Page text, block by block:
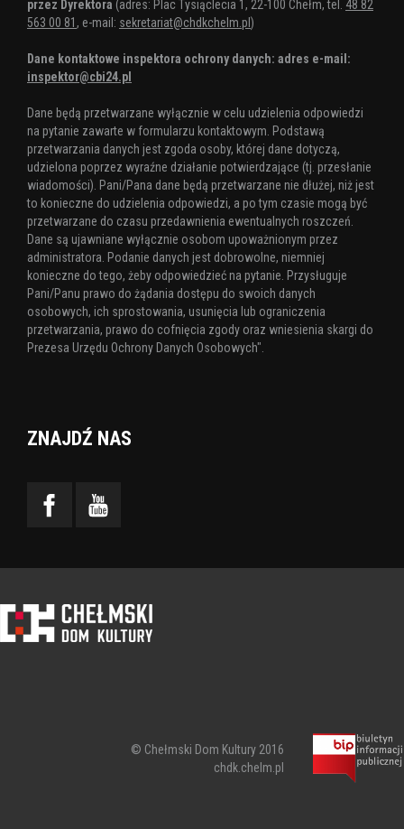
przez Dyrektora (adres: Plac Tysiąclecia 1, 22-100 Chełm, tel. 48 82
563 00 81 , e-mail: sekretariat@chdkchelm.pl )
Dane kontaktowe inspektora ochrony danych: adres e-mail:
inspektor@cbi24.pl
Dane będą przetwarzane wyłącznie w celu udzielenia odpowiedzi
na pytanie zawarte w formularzu kontaktowym. Podstawą
przetwarzania danych jest zgoda osoby, której dane dotyczą,
udzielona poprzez wyraźne działanie potwierdzające (tj. przesłanie
wiadomości). Pani/Pana dane będą przetwarzane nie dłużej, niż jest
to konieczne do udzielenia odpowiedzi, a po tym czasie mogą być
przetwarzane do czasu przedawnienia ewentualnych roszczeń.
Dane są ujawniane wyłącznie osobom upoważnionym przez
administratora. Podanie danych jest dobrowolne, niemniej
konieczne do tego, żeby odpowiedzieć na pytanie. Przysługuje
Pani/Panu prawo do żądania dostępu do swoich danych
osobowych, ich sprostowania, usunięcia lub ograniczenia
przetwarzania, prawo do cofnięcia zgody oraz wniesienia skargi do
Prezesa Urzędu Ochrony Danych Osobowych".
ZNAJDŹ NAS
© Chełmski Dom Kultury 2016
chdk.chelm.pl